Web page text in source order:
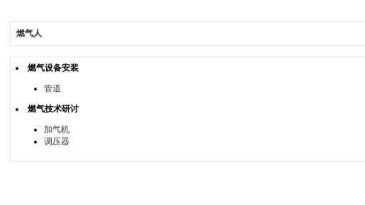
燃气人
燃气设备安装
管道
燃气技术研讨
加气机
调压器